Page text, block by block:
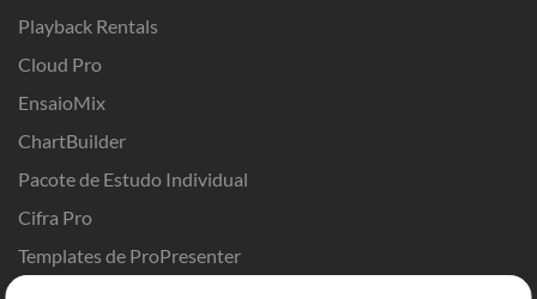
Playback Rentals
Cloud Pro
EnsaioMix
ChartBuilder
Pacote de Estudo Individual
Cifra Pro
Templates de ProPresenter